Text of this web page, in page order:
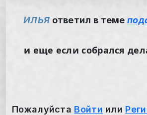
ИЛЬЯ ответил в теме
и еще если собрался
Пожалуйста Войти или